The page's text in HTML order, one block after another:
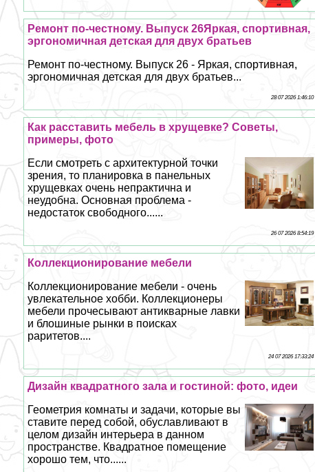
Ремонт по-честному. Выпуск 26Яркая, спортивная,
эргономичная детская для двух братьев
Ремонт по-честному. Выпуск 26 - Яркая, спортивная,
эргономичная детская для двух братьев...
28 07 2026 1:46:10
Как расставить мебель в хрущевке? Советы,
примеры, фото
Если смотреть с архитектурной точки
зрения, то планировка в панельных
хрущевках очень непpaктична и
неудобна. Основная проблема -
недостаток свободного......
26 07 2026 8:54:19
Коллекционирование мебели
Коллекционирование мебели - очень
увлекательное хобби. Коллекционеры
мебели прочесывают антикварные лавки
и блошиные рынки в поисках
раритетов....
24 07 2026 17:33:24
Дизайн квадратного зала и гостиной: фото, идеи
Геометрия комнаты и задачи, которые вы
ставите перед собой, обуславливают в
целом дизайн интерьера в данном
прострaнcтве. Квадратное помещение
хорошо тем, что......